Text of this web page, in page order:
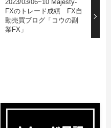
2023/03/06~10 Majesty-
FXのトレード成績 FX自
動売買ブログ「コウの副
業FX」